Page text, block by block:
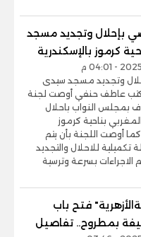
بإحلال وتجديد مسجد
كرموز بالإسكندرية
وتجديد مسجد سيدى
كتب عاطف حنفي أوصت لجنة
بمجلس النواب باحلال
بناحية كرموز
أوصت اللجنة بأن يتم
للاحلال والتجديد
الاجراءات بسرعة وترسية
فتح باب
بمطروح.. تفاصيل